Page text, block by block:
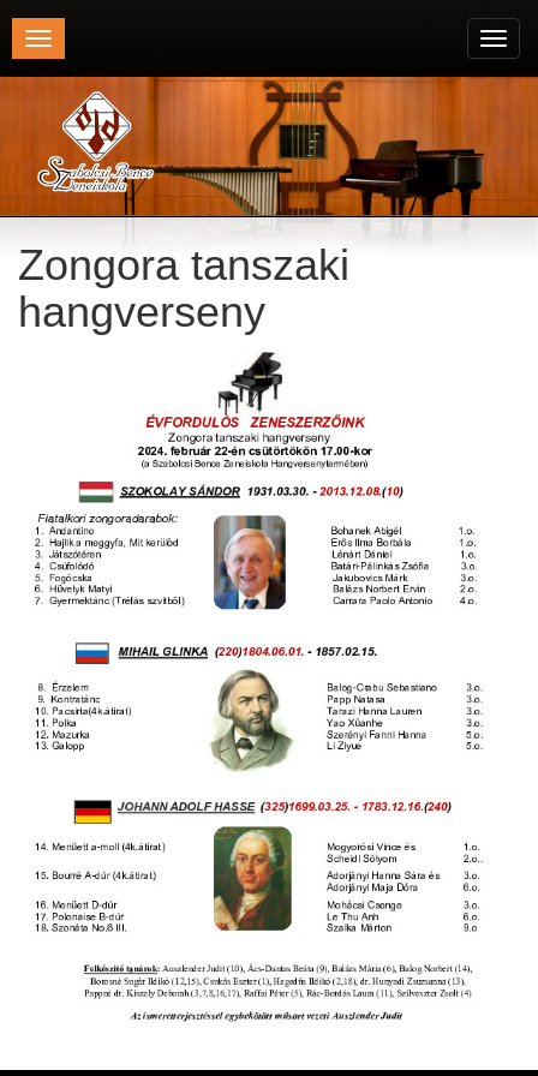
Toggle
navigation
Területi Válogatója
Zongora tanszaki
hangverseny